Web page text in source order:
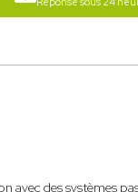
avec des systèmes